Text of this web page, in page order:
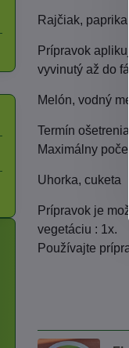
Rajčiak,
Prípravok
vyvinutý až do
Melón, vodný
Termín
Maximálny
Uhorka, cuketa
Prípravok je
vegetáciu : 1x.
Používajte